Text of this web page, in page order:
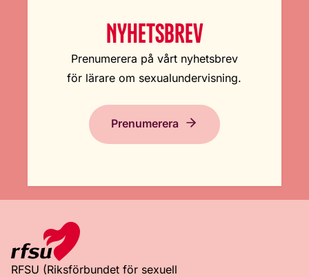
NYHETSBREV
Prenumerera på vårt nyhetsbrev
för lärare om sexualundervisning.
Prenumerera
RFSU (Riksförbundet för sexuell